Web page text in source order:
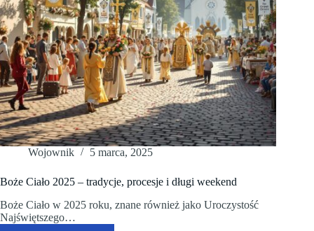
Wojownik 5 marca, 2025
Boże Ciało 2025 – tradycje, procesje i długi weekend
Boże Ciało w 2025 roku, znane również jako Uroczystość
Najświętszego…